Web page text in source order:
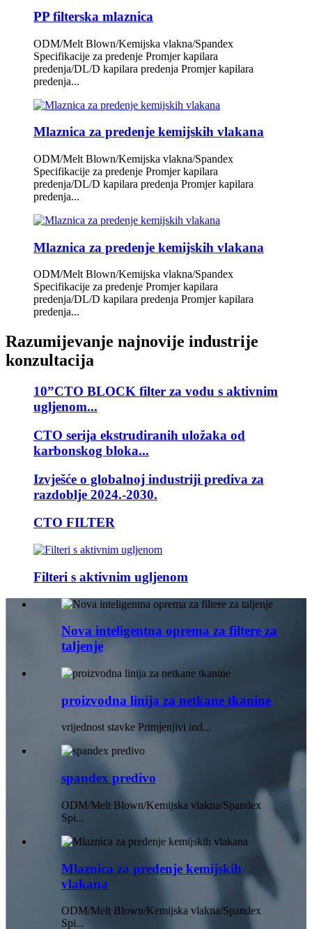
PP filterska mlaznica
ODM/Melt Blown/Kemijska vlakna/Spandex
Specifikacije za predenje Promjer kapilara
predenja/DL/D kapilara predenja Promjer kapilara
predenja...
Mlaznica za predenje kemijskih vlakana
ODM/Melt Blown/Kemijska vlakna/Spandex
Specifikacije za predenje Promjer kapilara
predenja/DL/D kapilara predenja Promjer kapilara
predenja...
Mlaznica za predenje kemijskih vlakana
ODM/Melt Blown/Kemijska vlakna/Spandex
Specifikacije za predenje Promjer kapilara
predenja/DL/D kapilara predenja Promjer kapilara
predenja...
Razumijevanje najnovije industrije
konzultacija
10”CTO BLOCK filter za vodu s aktivnim
ugljenom...
CTO serija ekstrudiranih uložaka od
karbonskog bloka...
Izvješće o globalnoj industriji prediva za
razdoblje 2024.-2030.
CTO FILTER
Filteri s aktivnim ugljenom
Nova inteligentna oprema za filtere za
taljenje
proizvodna linija za netkane tkanine
vrijednost stavke Primjenjivi ind...
spandex predivo
ODM/Melt Blown/Kemijska vlakna/Spandex
Spi...
Mlaznica za predenje kemijskih
vlakana
ODM/Melt Blown/Kemijska vlakna/Spandex
Spi...